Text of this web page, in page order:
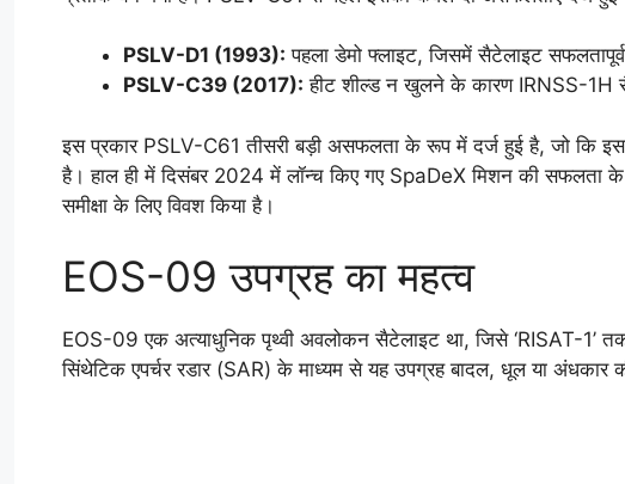
PSLV-D1 (1993): पहला डेमो फ्लाइट, जिसमें सैटेलाइट
PSLV-C39 (2017): हीट शील्ड न खुलने के कारण IRNSS-1H
इस प्रकार PSLV-C61 तीसरी बड़ी असफलता के रूप में दर्ज हुई है, जो कि
है। हाल ही में दिसंबर 2024 में लॉन्च किए गए SpaDeX मिशन की सफलता
समीक्षा के लिए विवश किया है।
EOS-09 उपग्रह का महत्व
EOS-09 एक अत्याधुनिक पृथ्वी अवलोकन सैटेलाइट था, जिसे ‘RISAT-1’
सिंथेटिक एपर्चर रडार (SAR) के माध्यम से यह उपग्रह बादल, धूल या अंधकार